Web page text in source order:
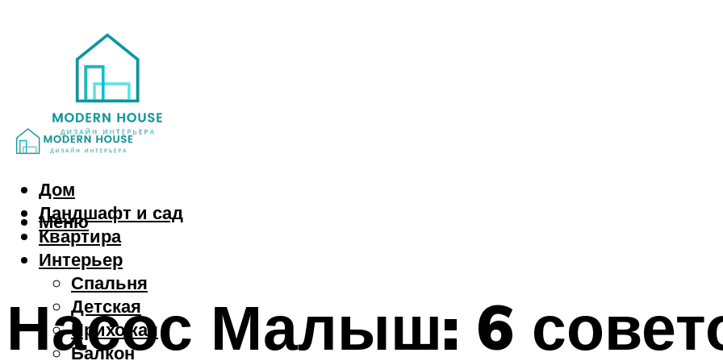
Дом
Ландшафт и сад
Квартира
Интерьер
Спальня
Детская
Прихожая
Балкон
Меню
Насос Малыш: 6